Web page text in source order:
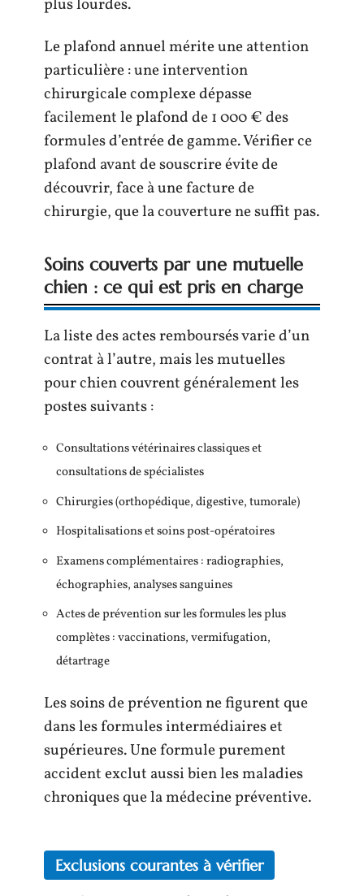
plus lourdes.
Le plafond annuel mérite une attention
particulière : une intervention
chirurgicale complexe dépasse
facilement le plafond de 1 000 € des
formules d’entrée de gamme. Vérifier ce
plafond avant de souscrire évite de
découvrir, face à une facture de
chirurgie, que la couverture ne suffit pas.
Soins couverts par une mutuelle
chien : ce qui est pris en charge
La liste des actes remboursés varie d’un
contrat à l’autre, mais les mutuelles
pour chien couvrent généralement les
postes suivants :
Consultations vétérinaires classiques et
consultations de spécialistes
Chirurgies (orthopédique, digestive, tumorale)
Hospitalisations et soins post-opératoires
Examens complémentaires : radiographies,
échographies, analyses sanguines
Actes de prévention sur les formules les plus
complètes : vaccinations, vermifugation,
détartrage
Les soins de prévention ne figurent que
dans les formules intermédiaires et
supérieures. Une formule purement
accident exclut aussi bien les maladies
chroniques que la médecine préventive.
Exclusions courantes à vérifier